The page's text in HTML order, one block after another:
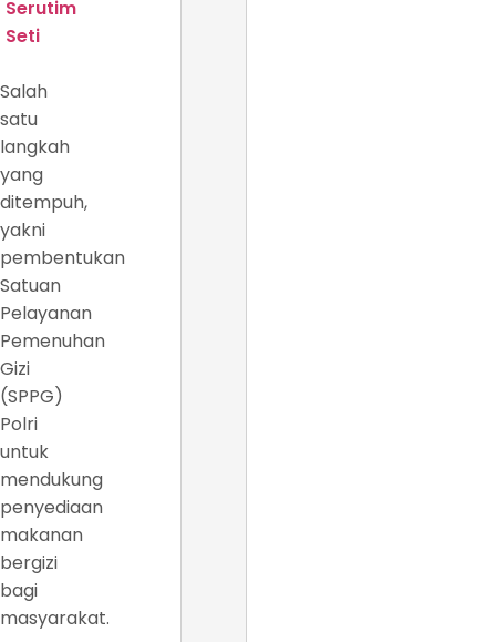
Serutim
Seti
Salah
satu
langkah
yang
ditempuh,
yakni
pembentukan
Satuan
Pelayanan
Pemenuhan
Gizi
(SPPG)
Polri
untuk
mendukung
penyediaan
makanan
bergizi
bagi
masyarakat.